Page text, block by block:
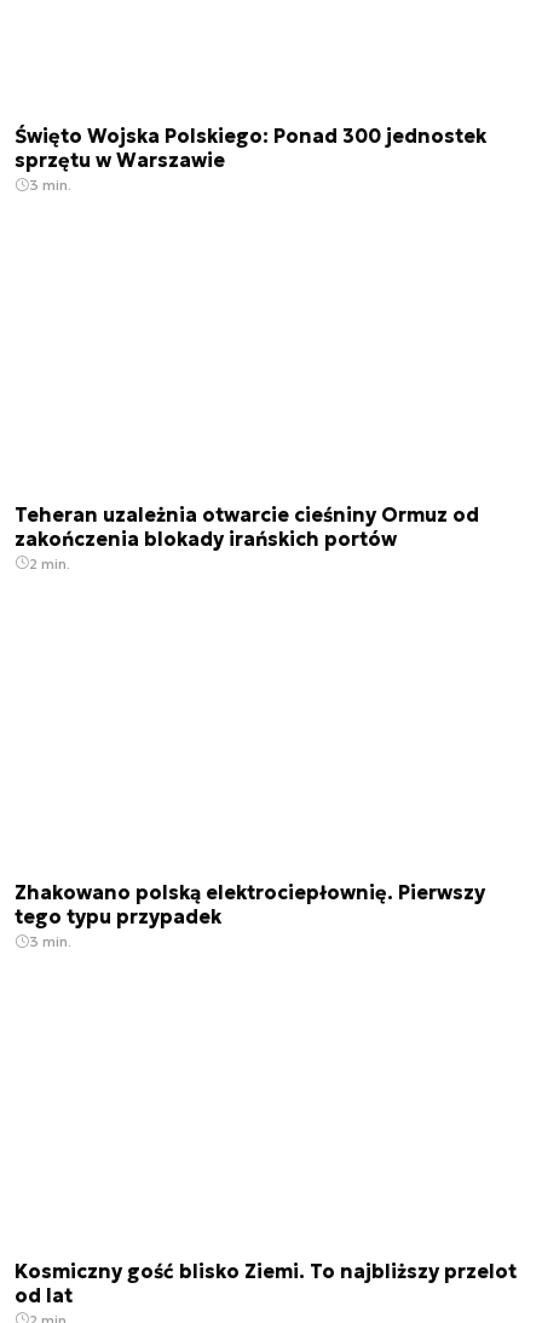
Święto Wojska Polskiego: Ponad 300 jednostek
sprzętu w Warszawie
3 min.
Teheran uzależnia otwarcie cieśniny Ormuz od
zakończenia blokady irańskich portów
2 min.
Zhakowano polską elektrociepłownię. Pierwszy
tego typu przypadek
3 min.
Kosmiczny gość blisko Ziemi. To najbliższy przelot
od lat